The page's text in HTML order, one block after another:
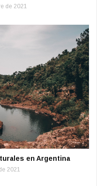
de 2021
en Argentina
2021